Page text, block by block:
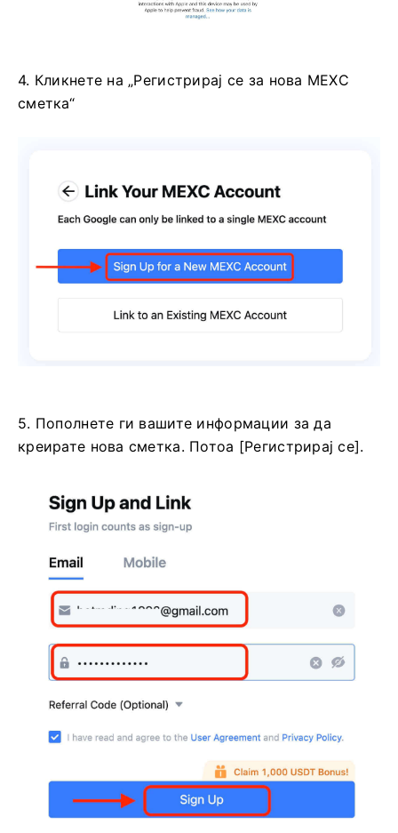
4. Кликнете на „Регистрирај се за нова MEXC
сметка“
5. Пополнете ги вашите информации за да
креирате нова сметка. Потоа [Регистрирај се].